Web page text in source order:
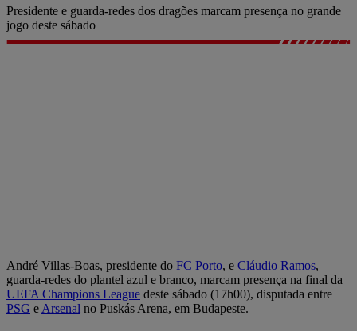
Presidente e guarda-redes dos dragões marcam presença no grande
jogo deste sábado
André Villas-Boas, presidente do FC Porto, e Cláudio Ramos,
guarda-redes do plantel azul e branco, marcam presença na final da
UEFA Champions League deste sábado (17h00), disputada entre
PSG e Arsenal no Puskás Arena, em Budapeste.